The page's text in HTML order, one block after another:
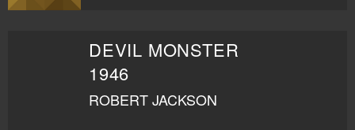
DEVIL MONSTER
1946
ROBERT JACKSON